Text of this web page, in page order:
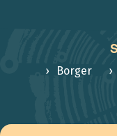
Borger